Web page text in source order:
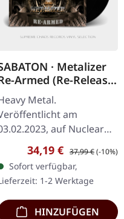
· Metalizer
Armed (Re-Release)
BLACK 2LP
Metal.
am
auf Nuclear
Blast Records. Schwarzes
Doppel-Vinyl im Gatefold-
Re-Release. Bevor
zu den…
Verkaufspreis:
34,19 € Regulärer Preis:
37,99 €(-10%)
Sofort verfügbar,
1-2 Werktage
HINZUFÜGEN